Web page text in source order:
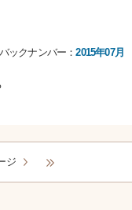
バックナンバー：2015年07月
ジ